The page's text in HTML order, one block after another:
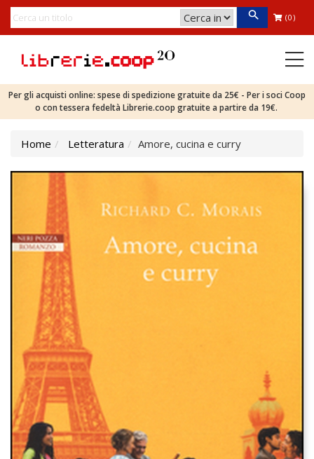
(0)
Per gli acquisti online: spese di spedizione gratuite da 25€ - Per i soci Coop
o con tessera fedeltà Librerie.coop gratuite a partire da 19€.
Home Letteratura Amore, cucina e curry